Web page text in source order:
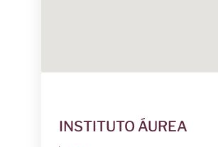
INSTITUTO ÁUREA